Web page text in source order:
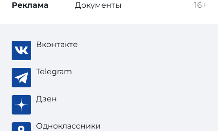
16+
Реклама Документы
Вконтакте
Telegram
Дзен
Одноклассники